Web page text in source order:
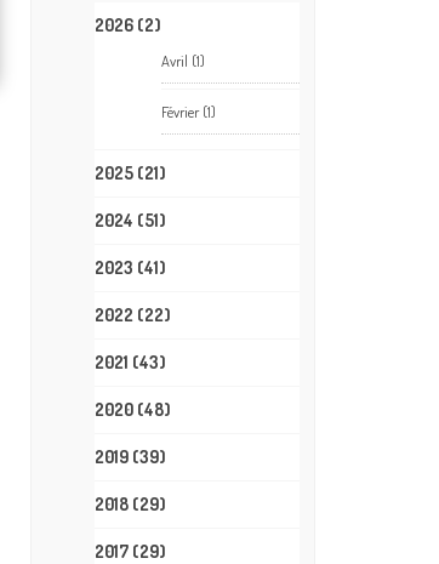
2026 (2)
Avril (1)
Février(1)
2025 (21)
2024 (51)
2023 (41)
2022 (22)
2021 (43)
2020 (48)
2019 (39)
2018 (29)
2017 (29)